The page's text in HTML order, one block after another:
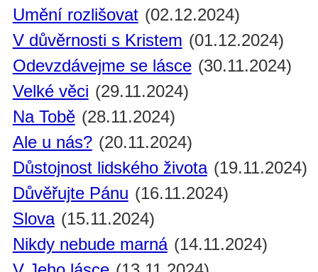
Umění rozlišovat (02.12.2024)
V důvěrnosti s Kristem (01.12.2024)
Odevzdávejme se lásce (30.11.2024)
Velké věci (29.11.2024)
Na Tobě (28.11.2024)
Ale u nás? (20.11.2024)
Důstojnost lidského života (19.11.2024)
Důvěřujte Pánu (16.11.2024)
Slova (15.11.2024)
Nikdy nebude marná (14.11.2024)